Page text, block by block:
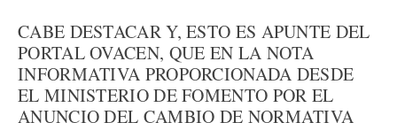
CABE DESTACAR Y, ESTO ES APUNTE DEL
PORTAL OVACEN, QUE EN LA NOTA
INFORMATIVA PROPORCIONADA DESDE
EL MINISTERIO DE FOMENTO POR EL
ANUNCIO DEL CAMBIO DE NORMATIVA